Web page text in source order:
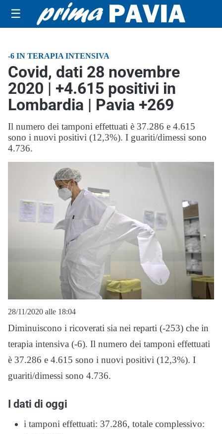
☰
-6 IN TERAPIA INTENSIVA
Covid, dati 28 novembre
2020 | +4.615 positivi in
Lombardia | Pavia +269
Il numero dei tamponi effettuati è 37.286 e 4.615
sono i nuovi positivi (12,3%). I guariti/dimessi sono
4.736.
28/11/2020 alle 18:04
Diminuiscono i ricoverati sia nei reparti (-253) che in
terapia intensiva (-6). Il numero dei tamponi effettuati
è 37.286 e 4.615 sono i nuovi positivi (12,3%). I
guariti/dimessi sono 4.736.
I dati di oggi
i tamponi effettuati: 37.286, totale complessivo: